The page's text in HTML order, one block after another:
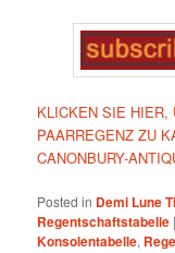
KLICKEN SIE HIER,
PAARREGENZ ZU
CANONBURY-
Posted in Demi Lune
Regentschaftstabelle
Konsolentabelle,